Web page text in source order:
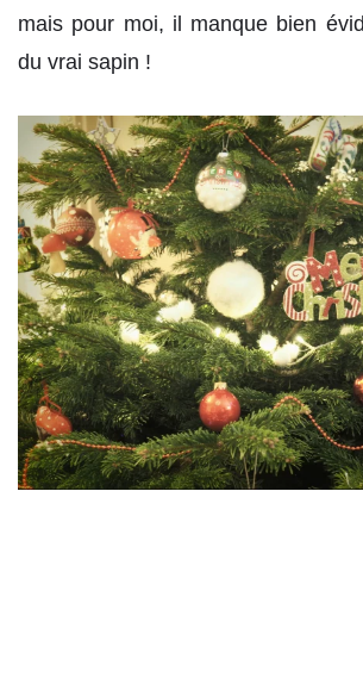
mais pour moi, il manque bien
du vrai sapin !